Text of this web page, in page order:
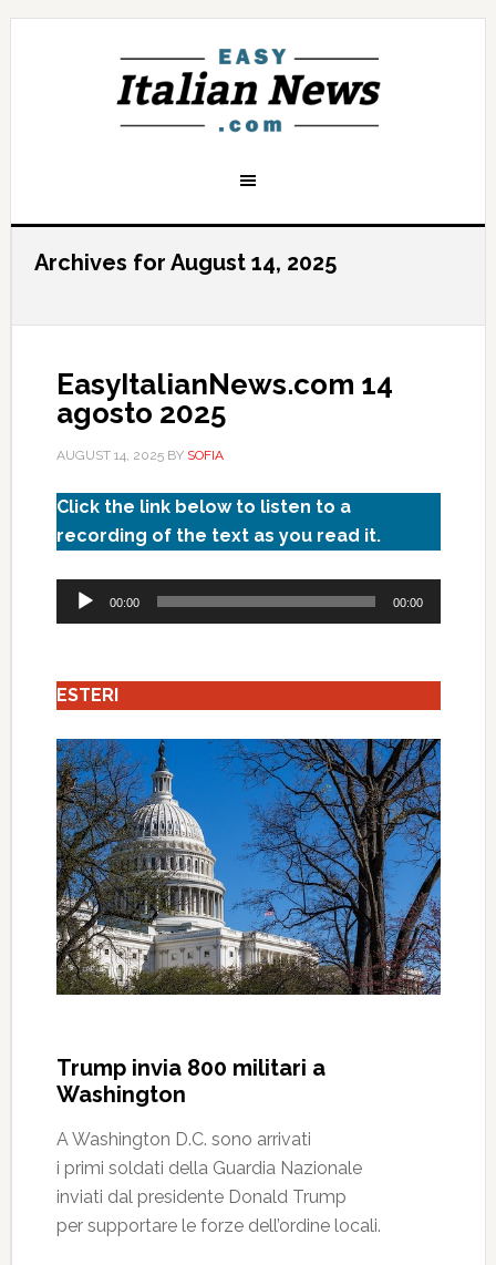
Archives for August 14, 2025
EasyItalianNews.com 14
agosto 2025
AUGUST 14, 2025BY SOFIA
Click the link below to listen to a
recording of the text as you read it.
Audio
Player
00:00 00:00
ESTERI
Trump invia 800 militari a
Washington
A Washington D.C. sono arrivati
i primi soldati della Guardia Nazionale
inviati dal presidente Donald Trump
per supportare le forze dell’ordine locali.